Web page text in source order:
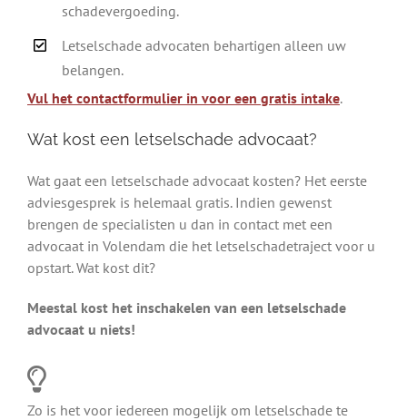
schadevergoeding.
Letselschade advocaten behartigen alleen uw
belangen.
Vul het contactformulier in voor een gratis intake.
Wat kost een letselschade advocaat?
Wat gaat een letselschade advocaat kosten? Het eerste
adviesgesprek is helemaal gratis. Indien gewenst
brengen de specialisten u dan in contact met een
advocaat in Volendam die het letselschadetraject voor u
opstart. Wat kost dit?
Meestal kost het inschakelen van een letselschade
advocaat u niets!
Zo is het voor iedereen mogelijk om letselschade te